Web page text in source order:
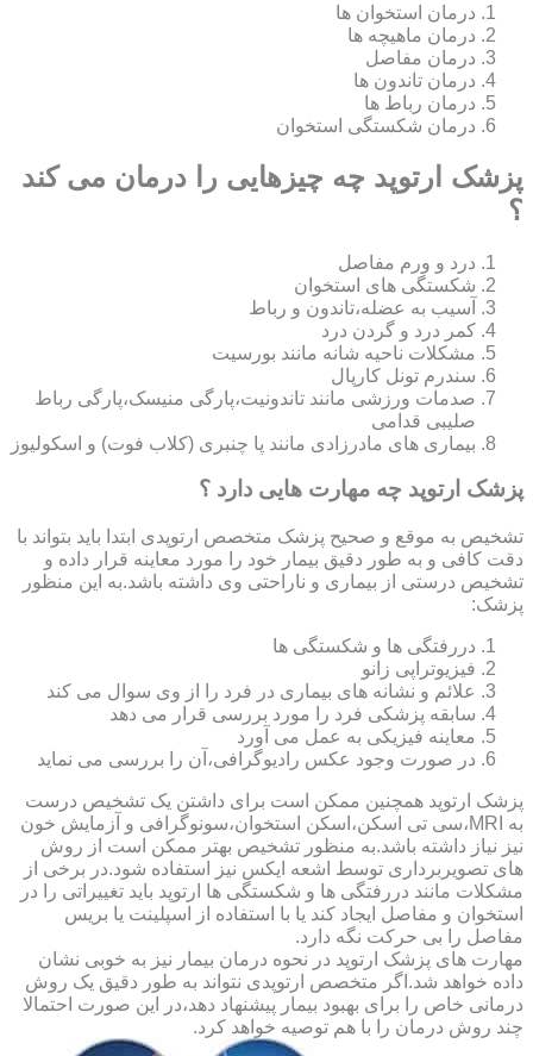
درمان استخوان ها
درمان ماهیچه ها
درمان مفاصل
درمان تاندون ها
درمان رباط ها
درمان شکستگی استخوان
پزشک ارتوپد چه چیزهایی را درمان می کند
؟
درد و ورم مفاصل
شکستگی های استخوان
آسیب به عضله،تاندون و رباط
کمر درد و گردن درد
مشکلات ناحیه شانه مانند بورسیت
سندرم تونل کارپال
صدمات ورزشی مانند تاندونیت،پارگی منیسک،پارگی رباط
صلیبی قدامی
بیماری های مادرزادی مانند پا چنبری (کلاب فوت) و اسکولیوز
پزشک ارتوپد چه مهارت هایی دارد ؟
تشخیص به موقع و صحیح پزشک متخصص ارتوپدی ابتدا باید بتواند با
دقت کافی و به طور دقیق بیمار خود را مورد معاینه قرار داده و
تشخیص درستی از بیماری و ناراحتی وی داشته باشد.به این منظور
پزشک:
دررفتگی ها و شکستگی ها
فیزیوتراپی زانو
علائم و نشانه های بیماری در فرد را از وی سوال می کند
سابقه پزشکی فرد را مورد بررسی قرار می دهد
معاینه فیزیکی به عمل می آورد
در صورت وجود عکس رادیوگرافی،آن را بررسی می‎ نماید
پزشک ارتوپد همچنین ممکن است برای داشتن یک تشخیص درست
به MRI،سی تی اسکن،اسکن استخوان،سونوگرافی و آزمایش خون
نیز نیاز داشته باشد.به منظور تشخیص بهتر ممکن است از روش
های تصویربرداری توسط اشعه ایکس نیز استفاده شود.در برخی از
مشکلات مانند دررفتگی ها و شکستگی ها ارتوپد باید تغییراتی را در
استخوان و مفاصل ایجاد کند یا با استفاده از اسپلینت یا بریس
مفاصل را بی حرکت نگه دارد.
مهارت های پزشک ارتوپد در نحوه درمان بیمار نیز به خوبی نشان
داده خواهد شد.اگر متخصص ارتوپدی نتواند به طور دقیق یک روش
درمانی خاص را برای بهبود بیمار پیشنهاد دهد،در این صورت احتمالا
چند روش درمان را با هم توصیه خواهد کرد.